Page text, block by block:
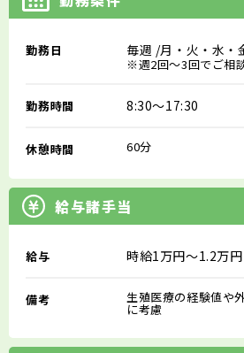
勤務日 毎週 /月・火・水・
※週2回～3回でご相
勤務時間 8:30～17:30
休憩時間 60分
給与諸手当
給与 時給1万円～1.2万円
備考 生殖医療の経験値や
に考慮